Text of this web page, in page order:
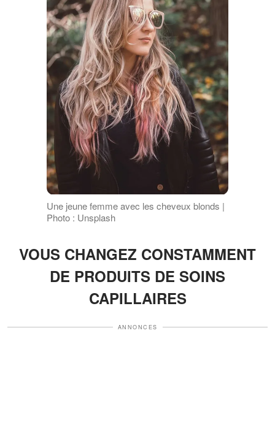
Une jeune femme avec les cheveux blonds |
Photo : Unsplash
VOUS CHANGEZ CONSTAMMENT
DE PRODUITS DE SOINS
CAPILLAIRES
ANNONCES